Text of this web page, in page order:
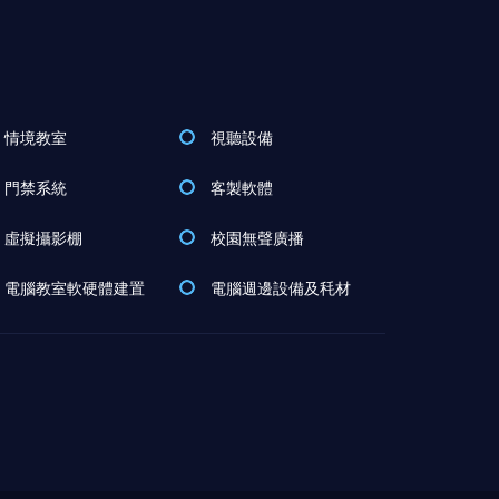
情境教室 視聽設備
門禁系統 客製軟體
虛擬攝影棚 校園無聲廣播
電腦教室軟硬體建置 電腦週邊設備及秏材